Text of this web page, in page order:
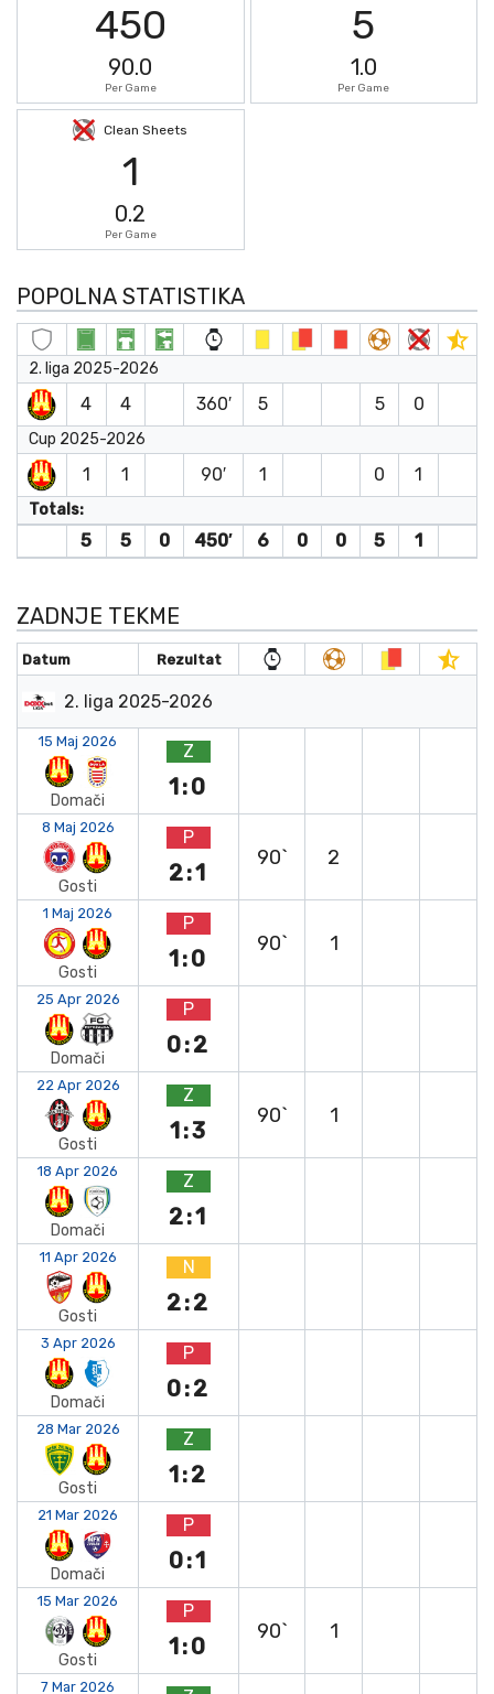
450
90.0
Per Game
5
1.0
Per Game
Clean Sheets
1
0.2
Per Game
POPOLNA STATISTIKA
2. liga 2025-2026
4 4 360′ 5 5 0
Cup 2025-2026
1 1 90′ 1 0 1
Totals:
5 5 0 450′ 6 0 0 5 1
ZADNJE TEKME
Datum Rezultat
2. liga 2025-2026
15 Maj 2026
Domači
Z
1:0
8 Maj 2026
Gosti
P
2:1
90` 2
1 Maj 2026
Gosti
P
1:0
90` 1
25 Apr 2026
Domači
P
0:2
22 Apr 2026
Gosti
Z
1:3
90` 1
18 Apr 2026
Domači
Z
2:1
11 Apr 2026
Gosti
N
2:2
3 Apr 2026
Domači
P
0:2
28 Mar 2026
Gosti
Z
1:2
21 Mar 2026
Domači
P
0:1
15 Mar 2026
Gosti
P
1:0
90` 1
7 Mar 2026